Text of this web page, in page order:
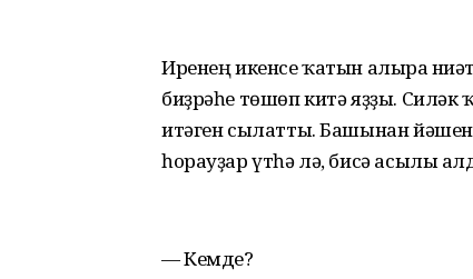
Иренең икенсе ҡатын алырға
биҙрәһе төшөп китә яҙҙы.
итәген сылатты. Башынан йәшен
һорауҙар үтһә лә, бисә асылы
— Кемде?